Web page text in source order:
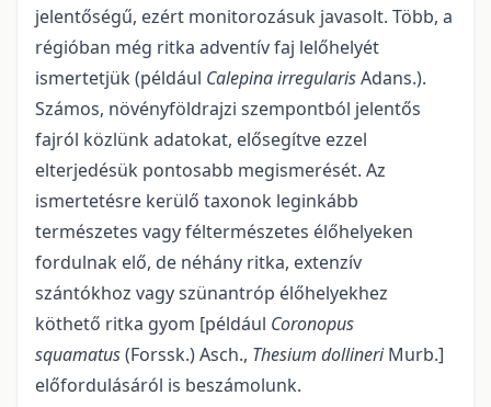
jelentőségű, ezért monitorozásuk javasolt. Több, a
régióban még ritka adventív faj lelőhelyét
ismertetjük (például Calepina irregularisAdans.).
Számos, növényföldrajzi szempontból jelentős
fajról közlünk adatokat, elősegítve ezzel
elterjedésük pontosabb megismerését. Az
ismertetésre kerülő taxonok leginkább
természetes vagy féltermészetes élőhelyeken
fordulnak elő, de néhány ritka, extenzív
szántókhoz vagy szünantróp élőhelyekhez
köthető ritka gyom [például Coronopus
squamatus(Forssk.) Asch., Thesium dollineriMurb.]
előfordulásáról is beszámolunk.